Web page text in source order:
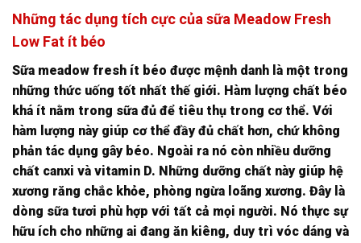
Những tác dụng tích cực của sữa Meadow Fresh
Low Fat ít béo
Sữa meadow fresh ít béo được mệnh danh là một trong
những thức uống tốt nhất thế giới. Hàm lượng chất béo
khá ít nằm trong sữa đủ để tiêu thụ trong cơ thể. Với
hàm lượng này giúp cơ thể đầy đủ chất hơn, chứ không
phản tác dụng gây béo. Ngoài ra nó còn nhiều dưỡng
chất canxi và vitamin D. Những dưỡng chất này giúp hệ
xương răng chắc khỏe, phòng ngừa loãng xương. Đây là
dòng sữa tươi phù hợp với tất cả mọi người. Nó thực sự
hữu ích cho những ai đang ăn kiêng, duy trì vóc dáng và